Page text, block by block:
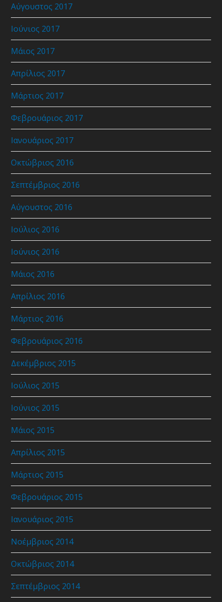
Αύγουστος 2017
Ιούνιος 2017
Μάιος 2017
Απρίλιος 2017
Μάρτιος 2017
Φεβρουάριος 2017
Ιανουάριος 2017
Οκτώβριος 2016
Σεπτέμβριος 2016
Αύγουστος 2016
Ιούλιος 2016
Ιούνιος 2016
Μάιος 2016
Απρίλιος 2016
Μάρτιος 2016
Φεβρουάριος 2016
Δεκέμβριος 2015
Ιούλιος 2015
Ιούνιος 2015
Μάιος 2015
Απρίλιος 2015
Μάρτιος 2015
Φεβρουάριος 2015
Ιανουάριος 2015
Νοέμβριος 2014
Οκτώβριος 2014
Σεπτέμβριος 2014